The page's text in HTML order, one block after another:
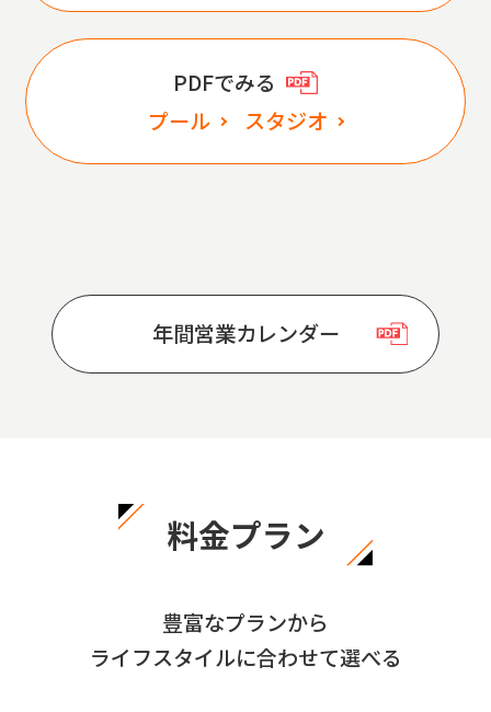
PDFでみる
プール
スタジオ
年間営業カレンダー
料金プラン
豊富なプランから
ライフスタイルに合わせて選べる